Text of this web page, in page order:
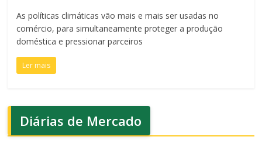
As políticas climáticas vão mais e mais ser usadas no
comércio, para simultaneamente proteger a produção
doméstica e pressionar parceiros
Ler mais
Diárias de Mercado